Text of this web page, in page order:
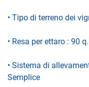
• Tipo di terreno dei
• Resa per ettaro : 90
• Sistema di
Semplice